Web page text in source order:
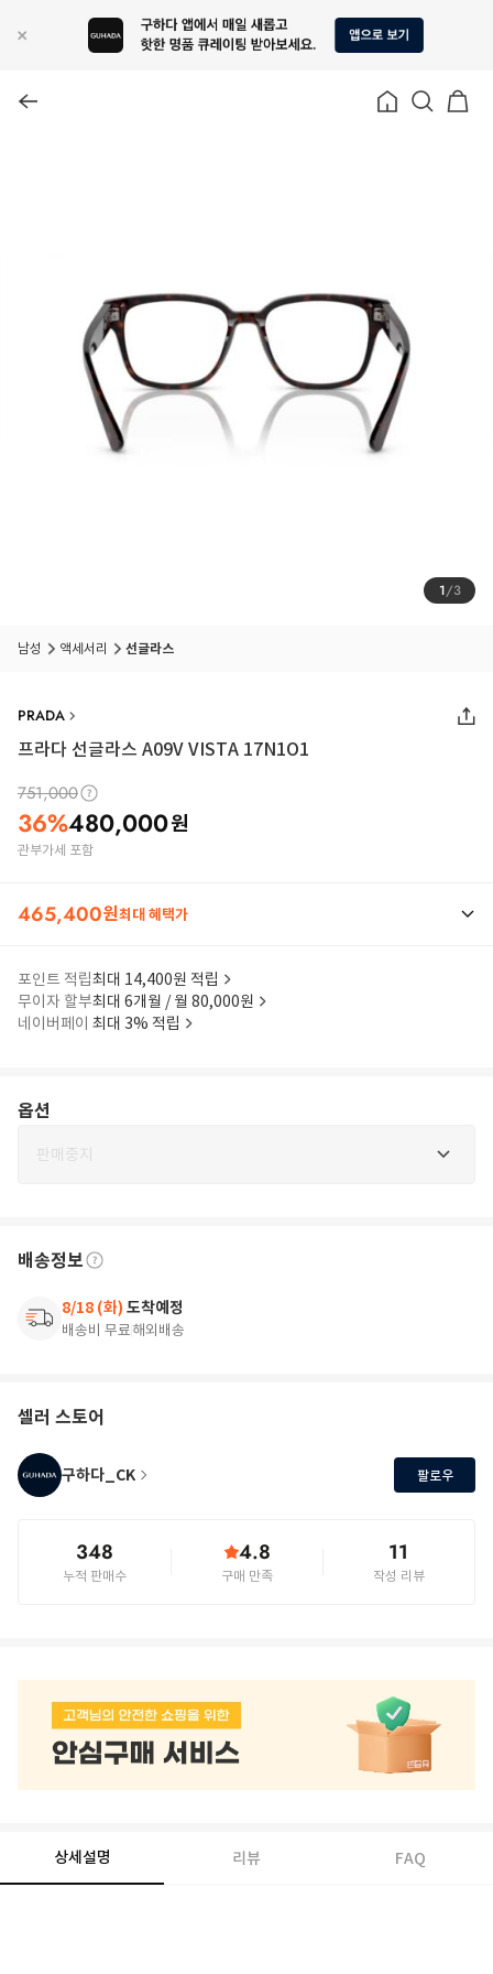
1/3
남성 액세서리 선글라스
PRADA
프라다 선글라스 A09V VISTA 17N1O1
751,000
36%480,000원
관부가세 포함
465,400원최대 혜택가
포인트 적립최대 14,400원 적립
무이자 할부최대 6개월 / 월 80,000원
네이버페이 최대 3% 적립
옵션
판매중지
배송정보
8/18 (화) 도착예정
배송비 무료해외배송
셀러 스토어
구하다_CK 팔로우
348
누적 판매수
4.8
구매 만족
11
작성 리뷰
상세설명 리뷰 FAQ